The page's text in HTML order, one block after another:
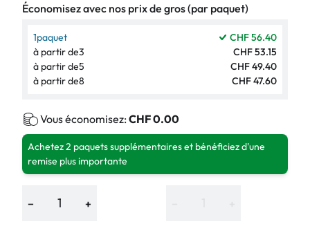
Économisez avec nos prix de gros (par paquet)
1paquet
CHF 56.40
à partir de3
CHF 53.15
à partir de5
CHF 49.40
à partir de8 CHF 47.60
Vous économisez: CHF 0.00
Achetez 2 paquets supplémentaires et bénéficiez d'une
remise plus importante
− +